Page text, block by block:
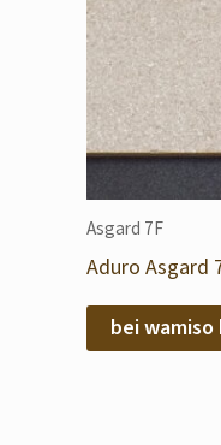
Asgard 7F
Aduro Asgard
bei